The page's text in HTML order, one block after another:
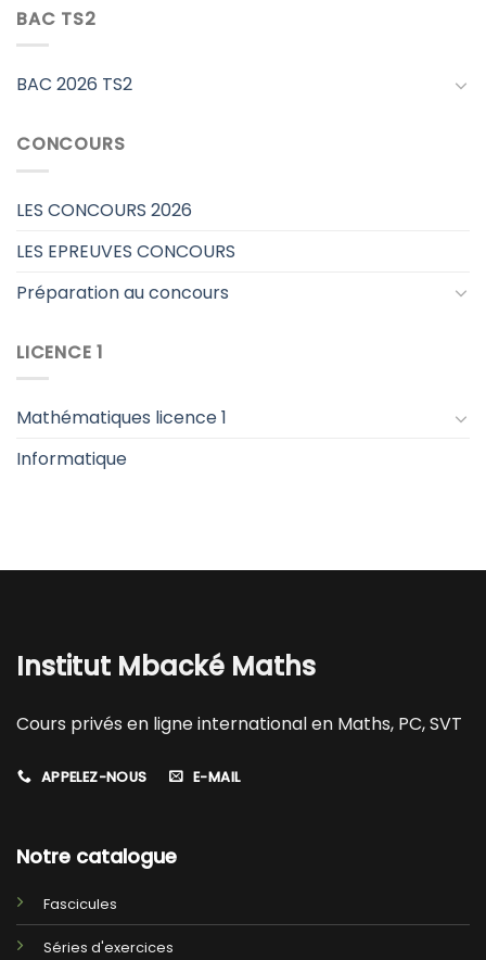
BAC TS2
BAC 2026 TS2
CONCOURS
LES CONCOURS 2026
LES EPREUVES CONCOURS
Préparation au concours
LICENCE 1
Mathématiques licence 1
Informatique
Institut Mbacké Maths
Cours privés en ligne international en Maths, PC, SVT
APPELEZ-NOUS E-MAIL
Notre catalogue
Fascicules
Séries d'exercices